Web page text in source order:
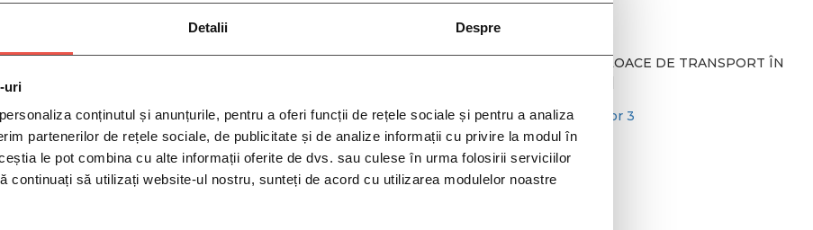
Detalii Despre
uri
conținutul și anunțurile, pentru a oferi funcții de rețele sociale și pentru a analiza
partenerilor de rețele sociale, de publicitate și de analize informații cu privire la modul în
le pot combina cu alte informații oferite de dvs. sau culese în urma folosirii serviciilor
continuați să utilizați website-ul nostru, sunteți de acord cu utilizarea modulelor noastre
ADRESĂ Aleea Buchetului nr. 2, bloc C2, sector 3, București TELEFON 0738 974 781 MIJLOACE DE TRANSPORT ÎN
Bulevardul Basarabia cu autobuzele 101, 102, 253, 335, apoi 250 m pe jos. Metrou […]
,doctor,dr alexandru salem, medic, neurolog,neurologie, policlinica ccbr,policlinica sector 3